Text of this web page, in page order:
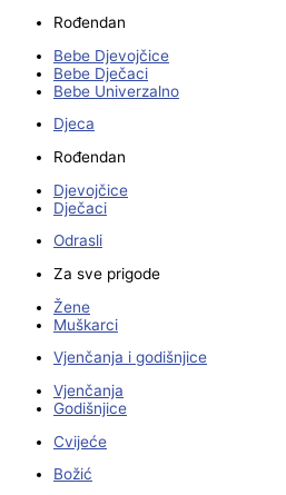
Rođendan
Bebe Djevojčice
Bebe Dječaci
Bebe Univerzalno
Djeca
Rođendan
Djevojčice
Dječaci
Odrasli
Za sve prigode
Žene
Muškarci
Vjenčanja i godišnjice
Vjenčanja
Godišnjice
Cvijeće
Božić